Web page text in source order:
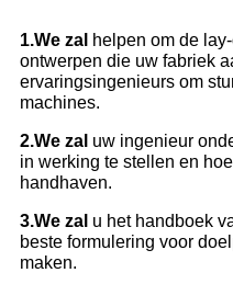
1.We zal helpen om de
ontwerpen die uw fabriek
ervaringsingenieurs om
machines.
2.We zal uw ingenieur
in werking te stellen en
handhaven.
3.We zal u het handboek
beste formulering voor
maken.